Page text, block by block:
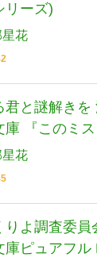
リーズ)
星花
君と謎解きを
庫 『このミ
星花
りよ調査委
庫ピュアフル